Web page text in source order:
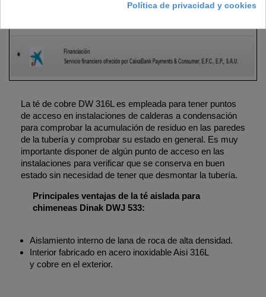
opciones de financiación una vez acceda a su carrito y
La té de cobre DW 316L es empleada para tener puntos
de acceso en instalaciones de calderas a condensación
para comprobar la acumulación de residuo en las paredes
de la tubería y comprobar su estado en general. Es muy
importante disponer de algún punto de acceso en las
instalaciones para verificar que se conserva en buen
estado sin necesidad de tener que desmontar la tubería.
Principales ventajas de la té aislada para
chimeneas Dinak DWJ 533:
Aislamiento interno de lana de roca de alta densidad.
Interior fabricado en acero inoxidable Aisi 316L
y cobre en el exterior.
Política de privacidad y cookies